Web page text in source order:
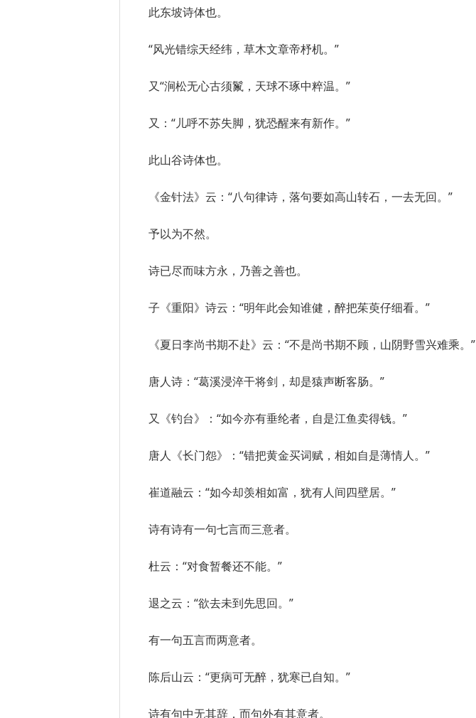
此东坡诗体也。
“风光错综天经纬，草木文章帝杼机。”
又“涧松无心古须鬣，天球不琢中粹温。”
又：“儿呼不苏失脚，犹恐醒来有新作。”
此山谷诗体也。
《金针法》云：“八句律诗，落句要如高山转石，一去无回。”
予以为不然。
诗已尽而味方永，乃善之善也。
子《重阳》诗云：“明年此会知谁健，醉把茱萸仔细看。”
《夏日李尚书期不赴》云：“不是尚书期不顾，山阴野雪兴难乘。”
唐人诗：“葛溪浸淬干将剑，却是猿声断客肠。”
又《钓台》：“如今亦有垂纶者，自是江鱼卖得钱。”
唐人《长门怨》：“错把黄金买词赋，相如自是薄情人。”
崔道融云：“如今却羡相如富，犹有人间四壁居。”
诗有诗有一句七言而三意者。
杜云：“对食暂餐还不能。”
退之云：“欲去未到先思回。”
有一句五言而两意者。
陈后山云：“更病可无醉，犹寒已自知。”
诗有句中无其辞，而句外有其意者。